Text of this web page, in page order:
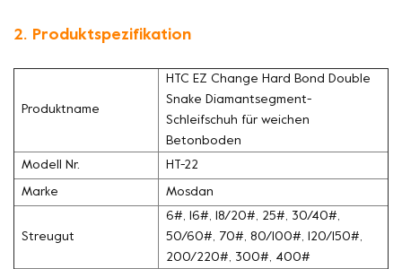
2. Produktspezifikation
Produktname
HTC EZ Change Hard Bond Double
Snake Diamantsegment-
Schleifschuh für weichen
Betonboden
Modell Nr. HT-22
Marke Mosdan
Streugut
6#, 16#, 18/20#, 25#, 30/40#,
50/60#, 70#, 80/100#, 120/150#,
200/220#, 300#, 400#